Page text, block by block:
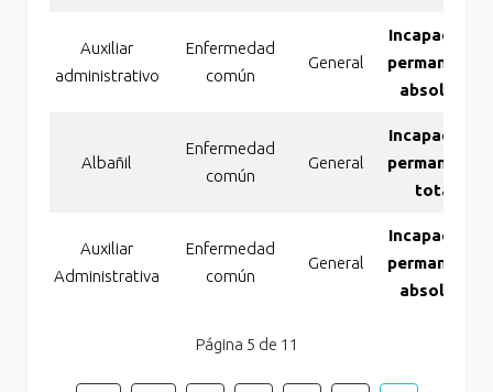
Auxiliar
administrativo
Enfermedad
común
General
Incapacidad
permanente
absoluta
Albañil
Enfermedad
común
General
Incapacidad
permanente
total
Auxiliar
Administrativa
Enfermedad
común
General
Incapacidad
permanente
absoluta
Página 5 de 11